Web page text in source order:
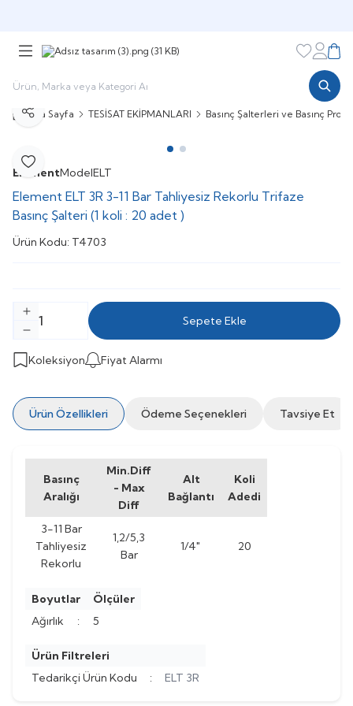
Favorilerim
Ana Sayfa TESİSAT EKİPMANLARI Basınç Şalterleri ve Basınç
Favoriye Ekle
Paylaş
ElementModelELT
Element ELT 3R 3-11 Bar Tahliyesiz Rekorlu Trifaze
Basınç Şalteri (1 koli : 20 adet )
Ürün Kodu: T4703
Sepete Ekle
Koleksiyon Fiyat Alarmı
Ürün Özellikleri Ödeme Seçenekleri Tavsiye Et
Basınç
Aralığı
Min.Diff
- Max
Diff
Alt
Bağlantı
Koli
Adedi
3-11 Bar
Tahliyesiz
Rekorlu
1,2/5,3
Bar
1/4" 20
Boyutlar
Ölçüler
Ağırlık
: 5
Ürün Filtreleri
Tedarikçi Ürün Kodu
: ELT 3R